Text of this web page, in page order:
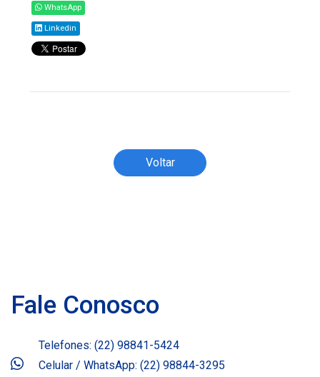
WhatsApp
Linkedin
Voltar
Fale Conosco
Telefones: (22) 98841-5424
Celular / WhatsApp: (22) 98844-3295